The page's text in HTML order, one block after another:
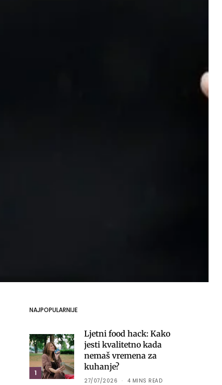
NAJPOPULARNIJE
1
Ljetni food hack: Kako
jesti kvalitetno kada
nemaš vremena za
kuhanje?
27/07/2026 4 MINS READ